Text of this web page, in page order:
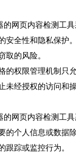
网页内容检测工
安全性和隐私保护
取的风险。
的权限管理机制只
未经授权的访问和
网页内容检测工
的个人信息或数据
踪或监控行为。